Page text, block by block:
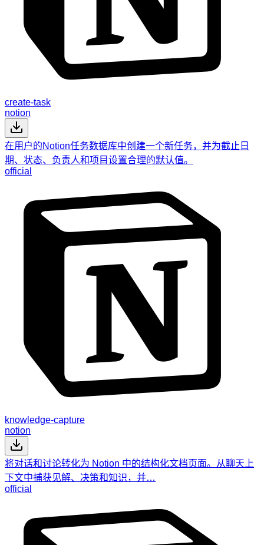
create-task
notion
在用户的Notion任务数据库中创建一个新任务，并为截止日
期、状态、负责人和项目设置合理的默认值。
official
knowledge-capture
notion
将对话和讨论转化为 Notion 中的结构化文档页面。从聊天上
下文中捕获见解、决策和知识，并…
official